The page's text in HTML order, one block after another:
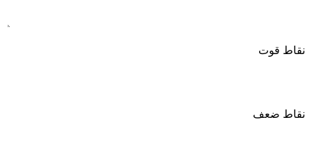
نقاط قوت
نقاط ضعف